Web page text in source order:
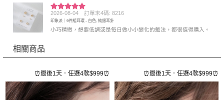
評分5 滿
分 5
2026-08-04 訂單末4碼: 8216
印象派｜6件組耳環 - 白色, 純銀耳針
小巧精緻，想要低調或是每日做小小變化的戴法，都很值得購入。
相關商品
⏰最後1天．任選4款$999⏰ ⏰最後1天．任選4款$999⏰